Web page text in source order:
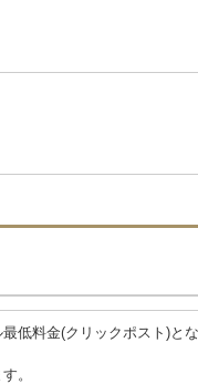
低料金(クリックポスト)とな
。